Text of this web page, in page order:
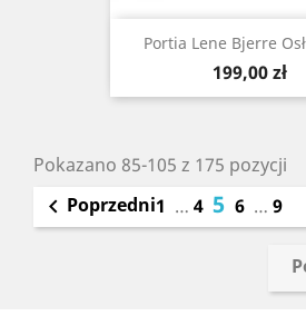
Portia Lene Bjerre
Cena
199,00 zł
Pokazano 85-105 z 175 pozycji
 Poprzedni1 … 4 5 6 … 9